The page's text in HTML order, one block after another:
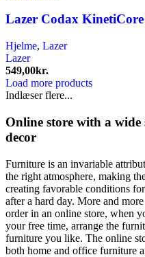
Lazer Codax
Hjelme, Lazer
Lazer
549,00kr.
Load more products
Indlæser flere...
Online store with a
decor
Furniture is an invariable
the right atmosphere, making
creating favorable conditions
after a hard day. More and
order in an online store, when
your free time, arrange the
furniture you like. The online
both home and office furniture